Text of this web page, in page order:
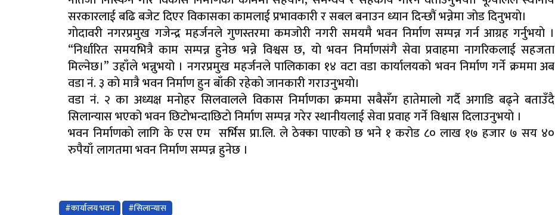
सरकारलाई बढि बजेट दिएर विकासका कामलाई प्रभावकारी र सबल बनाउन ध्यान दिन्छौं भन्नेमा जाेड दिनुभयाे।
गाेदावरी नगरप्रमुख गजेन्द्र महर्जनले गुणस्तरमा कमजोरी नगरी समयमै भवन निर्माण सम्पन्न गर्न आग्रह गर्नुभयाे ।
“निर्धारित समयभित्रै काम सम्पन्न हुनेछ भन्ने विश्वस छ, याे भवन निर्माणसंगै सेवा प्रवाहमा नागरिकलाई सहजता
मिल्नेछ।” उहाँले भन्नुभयो । नगरप्रमुख महर्जनले पालिकाका १४ वटा वडा कार्यालयकाे भवन निर्माण गर्ने क्रममा अब
वडा नं. ३ काे मात्रै भवन निर्माण हुन बाँकी रहेकाे जानकारी गराउनुभयाे।
वडा नं. २ का अध्यक्ष मनाेहर सिलवालले विकास निर्माणका क्रममा सबैसँग हातेमालो गर्दै अगाडि बढ्ने बताउँदै
सिलान्यास भएको भवन छिटोभन्दाछिटाे निर्माण सम्पन्न गरेर स्थानीयलाई सेवा प्रवाह गर्ने विश्वास दिलाउनुभयाे ।
भवन निर्माणकाे लागि के एस एम सर्भिस प्रा.लि. ले ठेक्का पाएको छ भने १ करोड ८० लाख १७ हजार ७ सय ४०
रुपैयाँ लागतमा भवन निर्माण सम्पन्न हुनेछ ।
#कार्यालय भवन #सिलान्यास